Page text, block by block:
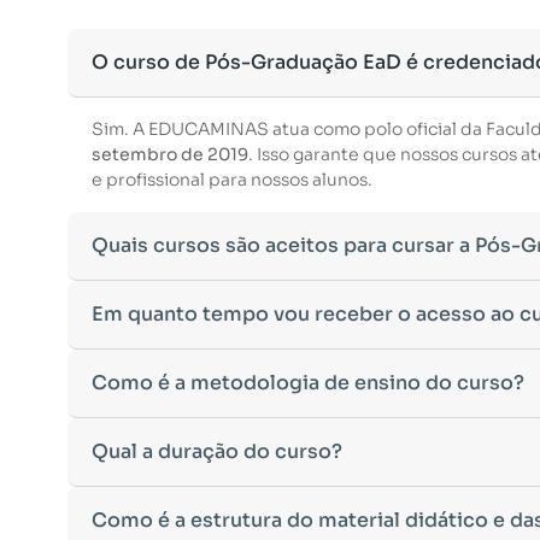
O curso de Pós-Graduação EaD é
Sim. A EDUCAMINAS atua como polo oficial da
setembro de 2019. Isso garante que nossos cursos
e profissional para nossos alunos.
Quais cursos são aceitos para cursar a Pós-
Para ingressar em um curso de pós-graduação, é
•Licenciatura– Formação voltada para o magistério
•Tecnólogo– Cursos de formação superior de
•Cursos de Formação de Oficiais
Caso tenha dúvidas sobre a validade do seu
Em quanto tempo vou receber o acesso ao
Após a conclusão da sua matrícula e a confirmação
Caso não receba o e-mail de acesso em até
acadêmico para auxílio.
Como é a metodologia de ensino do curso?
A metodologia daEDUCAMINAS
•Material didático digitaldisponível para leitura on-
Qual a duração do curso?
A duração do curso varia de acordo com a carga
Como é a estrutura do material didático e